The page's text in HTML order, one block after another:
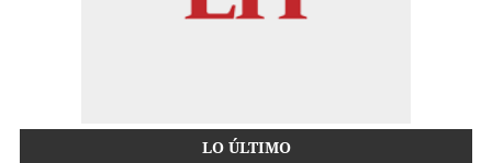
LO ÚLTIMO